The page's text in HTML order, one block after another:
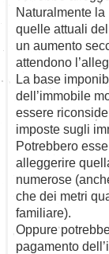
Naturalmente
quelle attuali
un aumento
attendono
La base
dell’immobile
essere
imposte sugli
Potrebbero
alleggerire
numerose
che dei metri
familiare).
Oppure
pagamento